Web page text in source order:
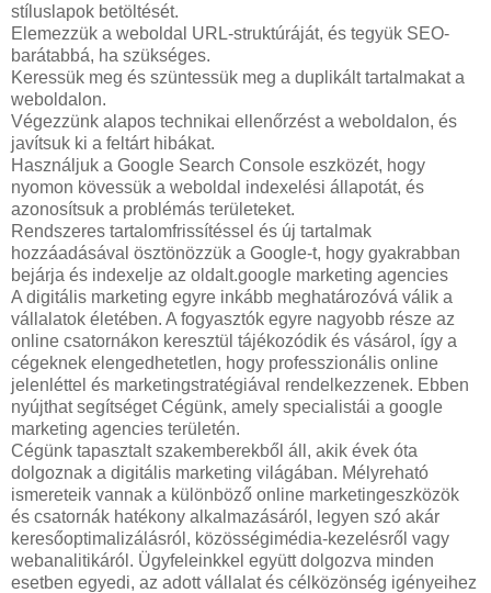
stíluslapok betöltését.
Elemezzük a weboldal URL-struktúráját, és tegyük SEO-
barátabbá, ha szükséges.
Keressük meg és szüntessük meg a duplikált tartalmakat a
weboldalon.
Végezzünk alapos technikai ellenőrzést a weboldalon, és
javítsuk ki a feltárt hibákat.
Használjuk a Google Search Console eszközét, hogy
nyomon kövessük a weboldal indexelési állapotát, és
azonosítsuk a problémás területeket.
Rendszeres tartalomfrissítéssel és új tartalmak
hozzáadásával ösztönözzük a Google-t, hogy gyakrabban
bejárja és indexelje az oldalt.google marketing agencies
A digitális marketing egyre inkább meghatározóvá válik a
vállalatok életében. A fogyasztók egyre nagyobb része az
online csatornákon keresztül tájékozódik és vásárol, így a
cégeknek elengedhetetlen, hogy professzionális online
jelenléttel és marketingstratégiával rendelkezzenek. Ebben
nyújthat segítséget Cégünk, amely specialistái a google
marketing agencies területén.
Cégünk tapasztalt szakemberekből áll, akik évek óta
dolgoznak a digitális marketing világában. Mélyreható
ismereteik vannak a különböző online marketingeszközök
és csatornák hatékony alkalmazásáról, legyen szó akár
keresőoptimalizálásról, közösségimédia-kezelésről vagy
webanalitikáról. Ügyfeleinkkel együtt dolgozva minden
esetben egyedi, az adott vállalat és célközönség igényeihez